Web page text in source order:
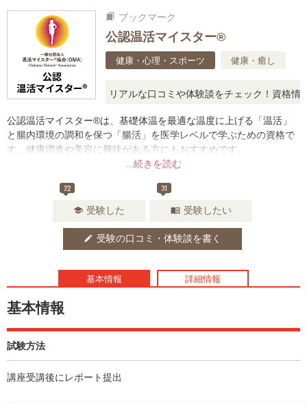
bookmarks ブックマーク
公認温活マイスター®
健康・心理・スポーツ 健康・癒し
と疑問に思ったら、リアルな口コミや体験談をチェック！資格情報
...続きを読む
公認温活マイスター®は、基礎体温を最適な温度に上げる「温活」
と腸内環境の調和を保つ「腸活」を医学レベルで学ぶための資格で
す。健康増進や美容に興味がある方にもおすすめです。
22
school 受験した
31
menu_book 受験したい
edit 受験の口コミ・体験談を書く
基本情報 詳細情報
基本情報
試験方法
講座受講後にレポート提出